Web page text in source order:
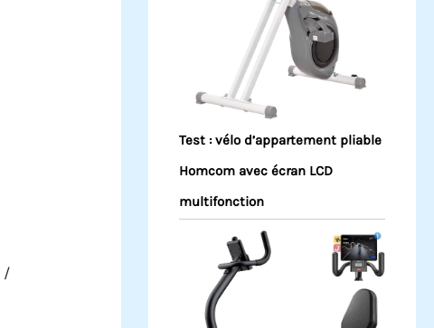
/
Test : vélo d’appartement pliable
Homcom avec écran LCD
multifonction